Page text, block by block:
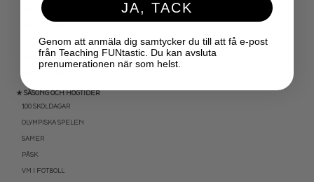
NIVÅINDELADE LÄSTEXTER
VI SKRIVER
SPRÅKSPIRALEN
★ SÄSONG OCH HÖGTIDER
100 SKOLDAGAR
OLYMPISKA SPELEN
SAMER
PÅSK
VM I FOTBOLL
JA, TACK
Genom att anmäla dig samtycker du till att få e-post
från Teaching FUNtastic. Du kan avsluta
prenumerationen när som helst.